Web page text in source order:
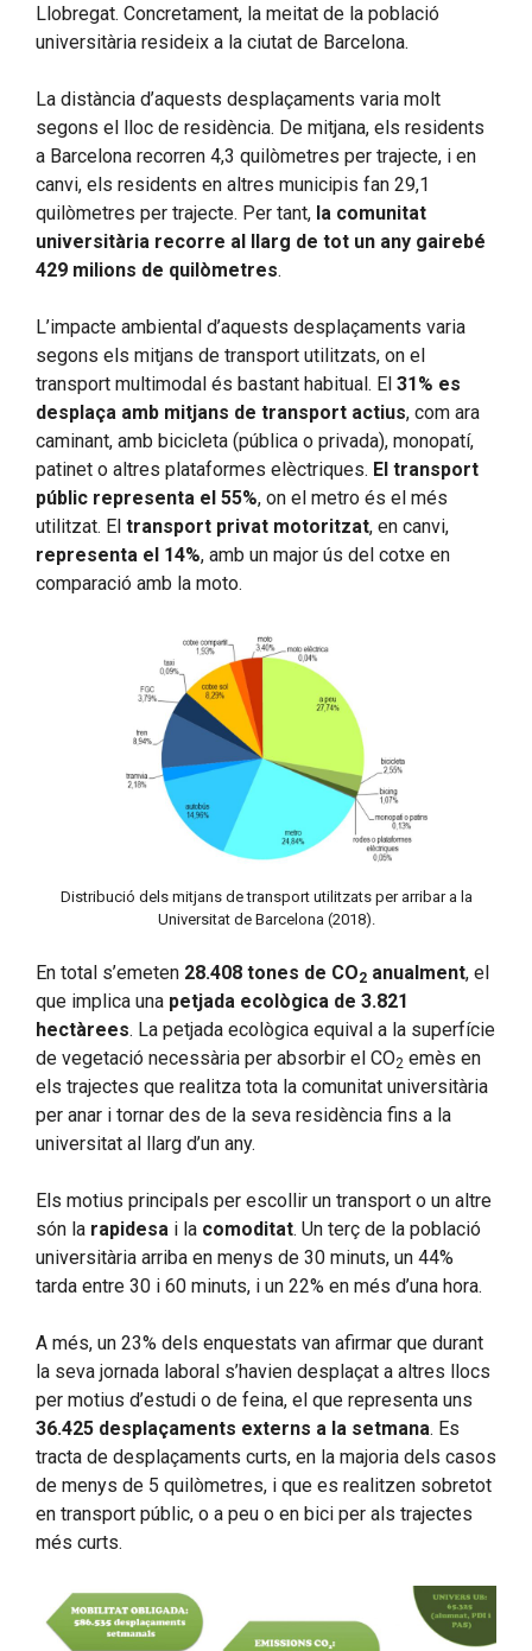
Llobregat. Concretament, la meitat de la població
universitària resideix a la ciutat de Barcelona.
La distància d’aquests desplaçaments varia molt
segons el lloc de residència. De mitjana, els residents
a Barcelona recorren 4,3 quilòmetres per trajecte, i en
canvi, els residents en altres municipis fan 29,1
quilòmetres per trajecte. Per tant, la comunitat
universitària recorre al llarg de tot un any gairebé
429 milions de quilòmetres.
L’impacte ambiental d’aquests desplaçaments varia
segons els mitjans de transport utilitzats, on el
transport multimodal és bastant habitual. El 31% es
desplaça amb mitjans de transport actius, com ara
caminant, amb bicicleta (pública o privada), monopatí,
patinet o altres plataformes elèctriques. El transport
públic representa el 55%, on el metro és el més
utilitzat. El transport privat motoritzat, en canvi,
representa el 14%, amb un major ús del cotxe en
comparació amb la moto.
Distribució dels mitjans de transport utilitzats per arribar a la
Universitat de Barcelona (2018).
En total s’emeten 28.408 tones de CO2 anualment, el
que implica una petjada ecològica de 3.821
hectàrees. La petjada ecològica equival a la superfície
de vegetació necessària per absorbir el CO2 emès en
els trajectes que realitza tota la comunitat universitària
per anar i tornar des de la seva residència fins a la
universitat al llarg d’un any.
Els motius principals per escollir un transport o un altre
són la rapidesa i la comoditat. Un terç de la població
universitària arriba en menys de 30 minuts, un 44%
tarda entre 30 i 60 minuts, i un 22% en més d’una hora.
A més, un 23% dels enquestats van afirmar que durant
la seva jornada laboral s’havien desplaçat a altres llocs
per motius d’estudi o de feina, el que representa uns
36.425 desplaçaments externs a la setmana. Es
tracta de desplaçaments curts, en la majoria dels casos
de menys de 5 quilòmetres, i que es realitzen sobretot
en transport públic, o a peu o en bici per als trajectes
més curts.